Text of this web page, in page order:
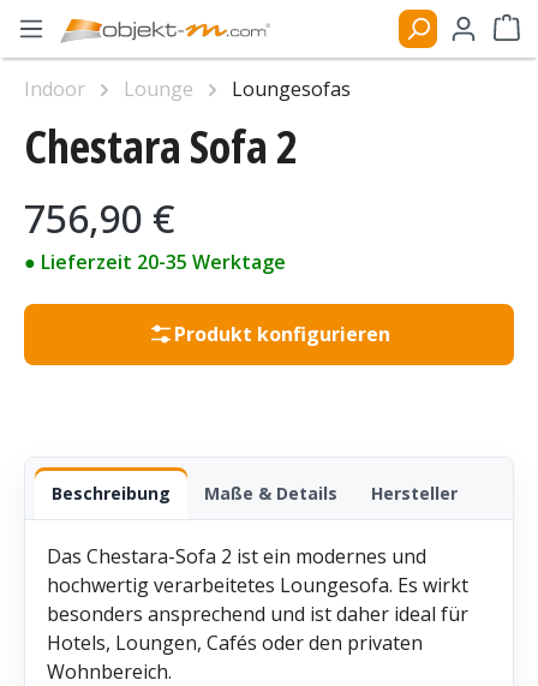
Zum Hauptinhalt springen
Chestara Sofa 2
Regulärer Preis:
756,90 €
● Lieferzeit 20-35 Werktage
Produkt konfigurieren
Beschreibung Maße & Details Hersteller
Das Chestara-Sofa 2 ist ein modernes und
hochwertig verarbeitetes Loungesofa. Es wirkt
besonders ansprechend und ist daher ideal für
Hotels, Loungen, Cafés oder den privaten
Wohnbereich.
Indoor Lounge
Loungesofas
Bildergalerie überspringen